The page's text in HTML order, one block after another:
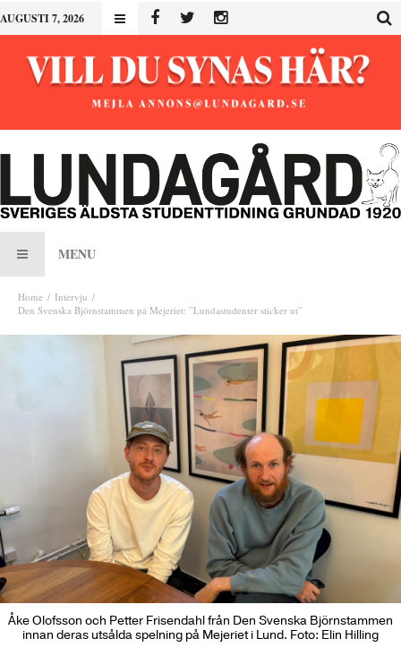
AUGUSTI 7, 2026
MENU
Home
Intervju
Den Svenska Björnstammen på Mejeriet: ”Lundastudenter sticker ut”
Åke Olofsson och Petter Frisendahl från Den Svenska Björnstammen
innan deras utsålda spelning på Mejeriet i Lund. Foto: Elin Hilling